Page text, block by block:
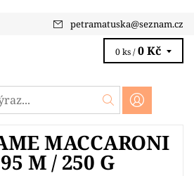
petramatuska@seznam.cz
0 ks / 0 Kč
MACCARONI
M / 250 G